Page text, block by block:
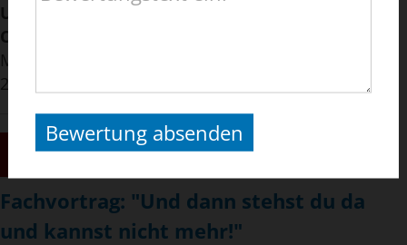
Uhrzeit:
16:00 Uhr - 17:30 Uhr
Ort:
Merianplatz 4, 01169 Dresden, im Sachsen Forum,
2. Ebene
SEP2026
Fachvortrag: "Und dann stehst du da
und kannst nicht mehr!"
Bewertung absenden